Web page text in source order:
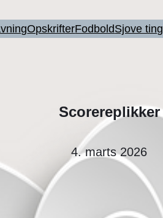
OpskrifterFodboldSjove ting
Scorereplikker
4. marts 2026